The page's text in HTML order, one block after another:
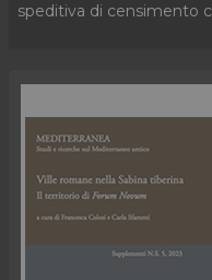
speditiva di censimento